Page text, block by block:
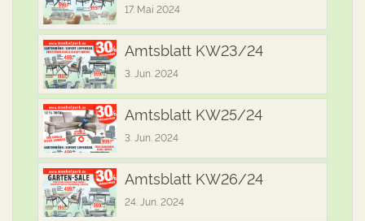
17. Mai 2024
Amtsblatt KW23/24
3. Jun. 2024
Amtsblatt KW25/24
3. Jun. 2024
Amtsblatt KW26/24
24. Jun. 2024